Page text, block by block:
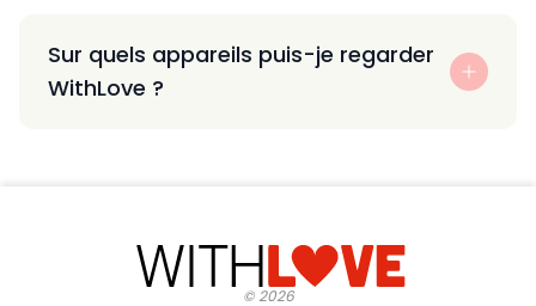
Sur quels appareils puis-je regarder
WithLove ?
©2026